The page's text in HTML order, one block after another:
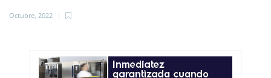
Octubre, 2022